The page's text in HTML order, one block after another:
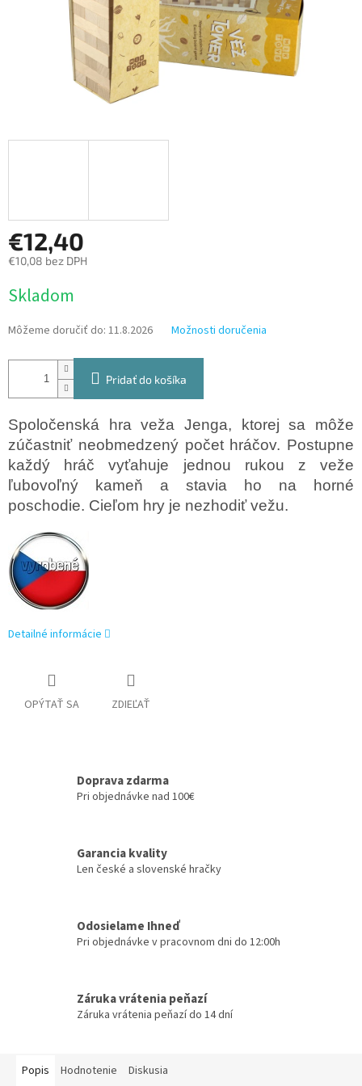
€12,40
€10,08 bez DPH
cena:
Skladom
Môžeme doručiť do: 11.8.2026 Možnosti doručenia
Pridať do košíka
Spoločenská hra veža Jenga, ktorej sa môže
zúčastniť neobmedzený počet hráčov. Postupne
každý hráč vyťahuje jednou rukou z veže
ľubovoľný kameň a stavia ho na horné
poschodie. Cieľom hry je nezhodiť vežu.
Detailné informácie
OPÝTAŤ SA ZDIEĽAŤ
Doprava zdarma
Pri objednávke nad 100€
Garancia kvality
Len české a slovenské hračky
Odosielame Ihneď
Pri objednávke v pracovnom dni do 12:00h
Záruka vrátenia peňazí
Záruka vrátenia peňazí do 14 dní
Popis Hodnotenie Diskusia